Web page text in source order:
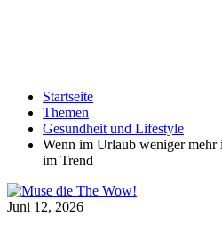
Startseite
Themen
Gesundheit und Lifestyle
Wenn im Urlaub weniger mehr
im Trend
Juni 12, 2026